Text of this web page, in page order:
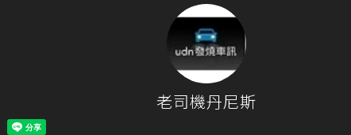
老司機丹尼斯